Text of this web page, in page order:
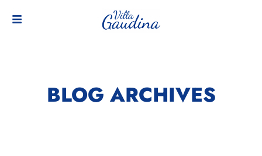
BLOG ARCHIVES